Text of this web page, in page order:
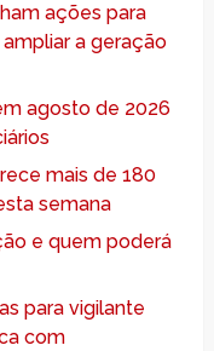
ações para
a geração
agosto de 2026
mais de 180
semana
e quem poderá
para vigilante
com